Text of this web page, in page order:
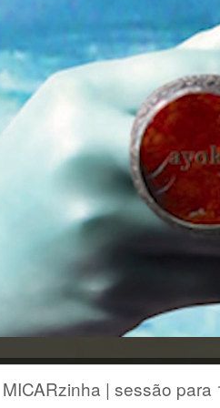
MICARzinha | sessão para